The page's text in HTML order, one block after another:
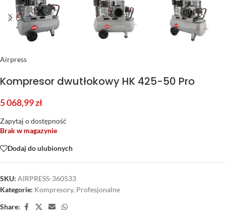
Airpress
Kompresor dwutłokowy HK 425-50 Pro
5 068,99zł
Zapytaj o dostępność
Brak w magazynie
Dodaj do ulubionych
SKU: AIRPRESS-360533
Kategorie: Kompresory, Profesjonalne
Share: